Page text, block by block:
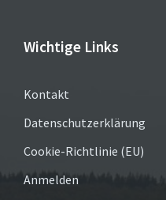
Wichtige Links
Kontakt
Datenschutzerklärung
Cookie-Richtlinie (EU)
Anmelden